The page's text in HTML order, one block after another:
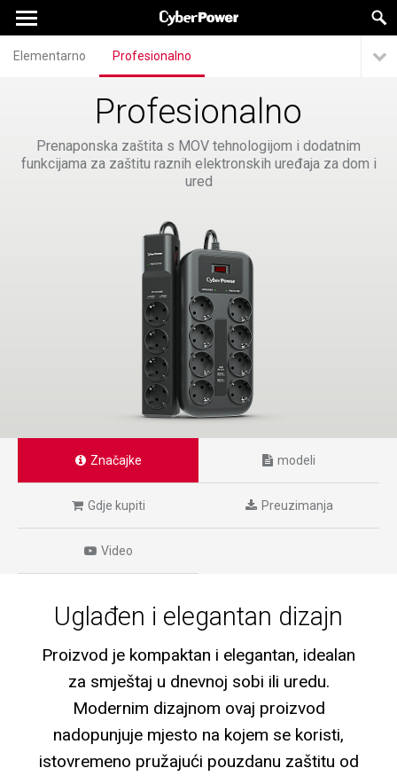
Elementarno Profesionalno
Profesionalno
Prenaponska zaštita s MOV tehnologijom i dodatnim
funkcijama za zaštitu raznih elektronskih uređaja za dom i
ured
Značajke modeli
Gdje kupiti Preuzimanja
Video
Uglađen i elegantan dizajn
Proizvod je kompaktan i elegantan, idealan
za smještaj u dnevnoj sobi ili uredu.
Modernim dizajnom ovaj proizvod
nadopunjuje mjesto na kojem se koristi,
istovremeno pružajući pouzdanu zaštitu od